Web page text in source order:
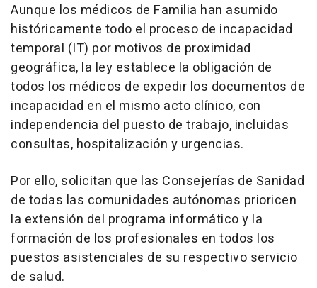
Aunque los médicos de Familia han asumido
históricamente todo el proceso de incapacidad
temporal (IT) por motivos de proximidad
geográfica, la ley establece la obligación de
todos los médicos de expedir los documentos de
incapacidad en el mismo acto clínico, con
independencia del puesto de trabajo, incluidas
consultas, hospitalización y urgencias.
Por ello, solicitan que las Consejerías de Sanidad
de todas las comunidades autónomas prioricen
la extensión del programa informático y la
formación de los profesionales en todos los
puestos asistenciales de su respectivo servicio
de salud.